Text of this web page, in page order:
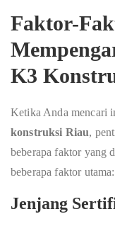
Faktor-
K3
Ketika Anda mencari
konstruksi Riau,
beberapa faktor yang
beberapa faktor utama:
Jenjang